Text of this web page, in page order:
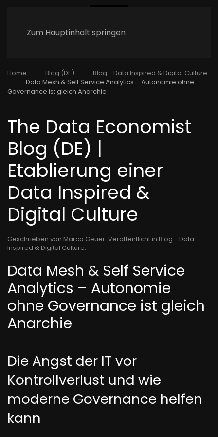
Zum Hauptinhalt springen
Home Blog (DE)
Blog - Data Inspired & Digital Culture
Data Mesh & Self Service Analytics – Autonomie ohne
Governance ist gleich Anarchie
The Data Economist
Blog (DE) |
Etablierung einer
Data Inspired &
Digital Culture
Geschrieben von Marco Geuer. Veröffentlicht in Blog - Data
Inspired & Digital Culture.
Data Mesh & Self Service
Analytics – Autonomie
ohne Governance ist gleich
Anarchie
Die Angst der IT vor
Kontrollverlust und wie
moderne Governance helfen
kann